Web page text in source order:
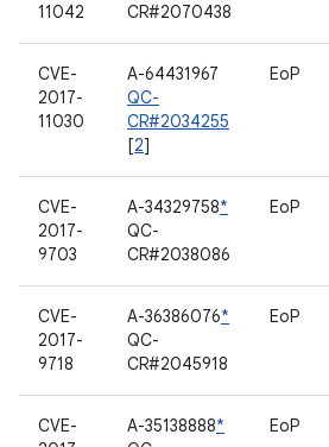
11042
CR#2070438
CVE-
2017-
11030
A-64431967
QC-
CR#2034255
[2]
EoP
CVE-
2017-
9703
A-34329758*
QC-
CR#2038086
EoP
CVE-
2017-
9718
A-36386076*
QC-
CR#2045918
EoP
CVE-
A-35138888*
EoP